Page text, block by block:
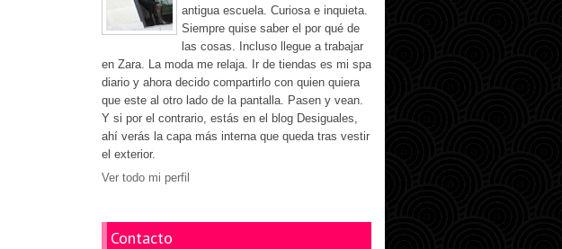
antigua escuela. Curiosa e inquieta.
Siempre quise saber el por qué de
las cosas. Incluso llegue a trabajar
en Zara. La moda me relaja. Ir de tiendas es mi spa
diario y ahora decido compartirlo con quien quiera
que este al otro lado de la pantalla. Pasen y vean.
Y si por el contrario, estás en el blog Desiguales,
ahí verás la capa más interna que queda tras vestir
el exterior.
Ver todo mi perfil
Contacto